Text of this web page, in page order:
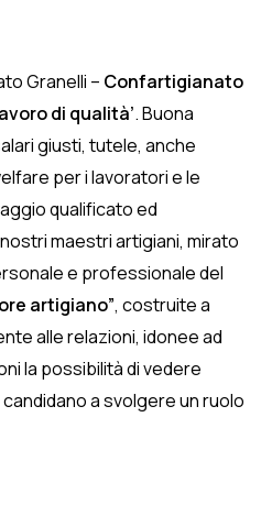
Granelli – Confartigianato
di qualità’. Buona
giusti, tutele, anche
per i lavoratori e le
qualificato ed
maestri artigiani, mirato
e professionale del
artigiano”, costruite a
alle relazioni, idonee ad
la possibilità di vedere
a svolgere un ruolo